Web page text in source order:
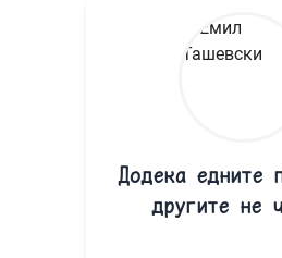
Додека едните
другите не